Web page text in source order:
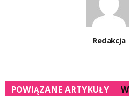
Redakcja
POWIĄZANE ARTYKUŁY